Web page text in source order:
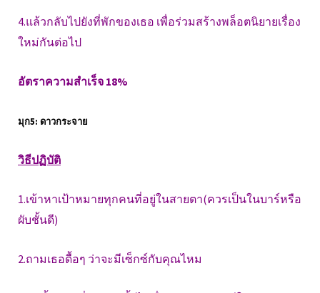
4.แล้วกลับไปยังที่พักของเธอ เพื่อร่วมสร้างพล็อตนิยายเรื่อง
ใหม่กันต่อไป
อัตราความสำเร็จ 18%
มุก5: ดาวกระจาย
วิธีปฏิบัติ
1.เข้าหาเป้าหมายทุกคนที่อยู่ในสายตา(ควรเป็นในบาร์หรือ
ผับชั้นดี)
2.ถามเธอดื้อๆ ว่าจะมีเซ็กซ์กับคุณไหม